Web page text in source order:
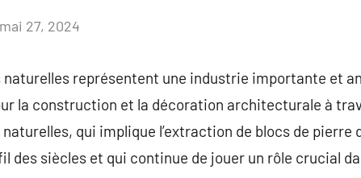
mai 27, 2024
représentent une industrie importante et
la construction et la décoration architecturale à
qui implique l’extraction de blocs de pierre
des siècles et qui continue de jouer un rôle crucial